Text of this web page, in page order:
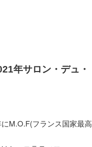
年サロン・デュ・
M.O.F(フランス国家最高